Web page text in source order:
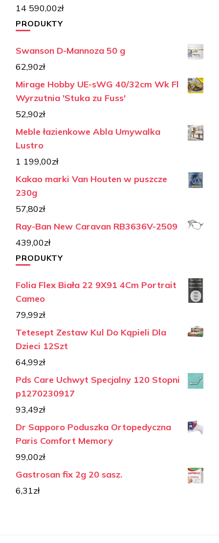
14 590,00zł
PRODUKTY
Swanson D-Mannoza 50 g
62,90zł
Mirage Hobby UE-sWG 40/32cm Wk Fl
Wyrzutnia 'Stuka zu Fuss'
52,90zł
Meble łazienkowe Abla Umywalka
Lustro
1 199,00zł
Kakao marki Van Houten w puszcze
230g
57,80zł
Ray-Ban New Caravan RB3636V-2509
439,00zł
PRODUKTY
Folia Flex Biała 22 9X91 4Cm Portrait
Cameo
79,99zł
Tetesept Zestaw Kul Do Kąpieli Dla
Dzieci 12Szt
64,99zł
Pds Care Uchwyt Specjalny 120 Stopni
p1270230917
93,49zł
Dr Sapporo Poduszka Ortopedyczna
Paris Comfort Memory
99,00zł
Gastrosan fix 2g 20 sasz.
6,31zł